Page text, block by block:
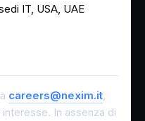
IT, USA, UAE
careers@nexim.it
In assenza di